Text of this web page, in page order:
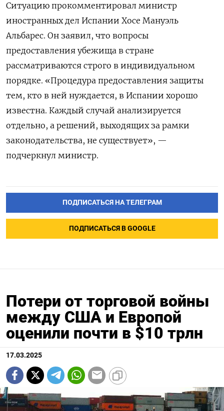
Ситуацию прокомментировал министр
иностранных дел Испании Хосе Мануэль
Альбарес. Он заявил, что вопросы
предоставления убежища в стране
рассматриваются строго в индивидуальном
порядке. «Процедура предоставления защиты
тем, кто в ней нуждается, в Испании хорошо
известна. Каждый случай анализируется
отдельно, а решений, выходящих за рамки
законодательства, не существует», —
подчеркнул министр.
ПОДПИСАТЬСЯ НА ТЕЛЕГРАМ
ПОДПИСАТЬСЯ В GOOGLE
Потери от торговой войны
между США и Европой
оценили почти в $10 трлн
17.03.2025